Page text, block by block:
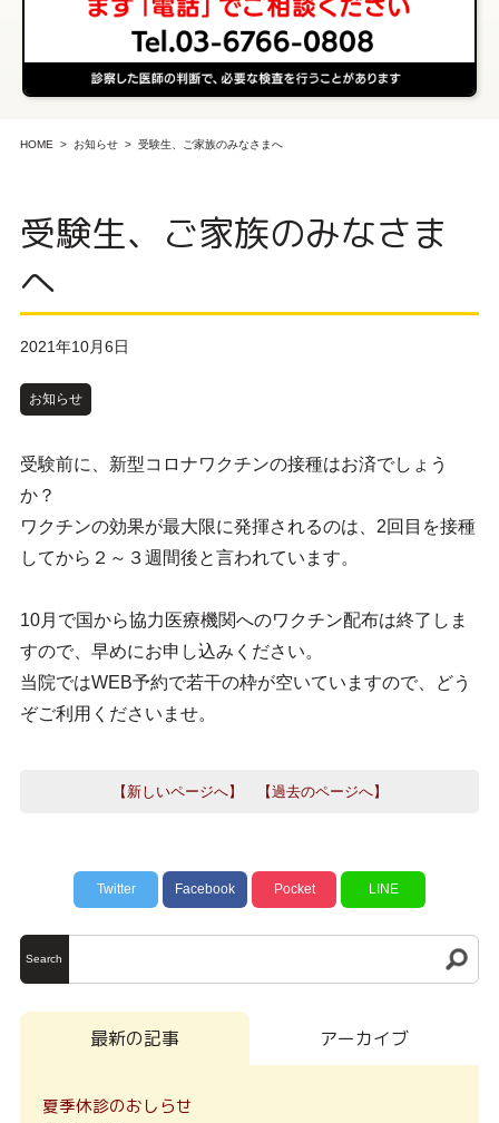
HOME お知らせ 受験生、ご家族のみなさまへ
受験生、ご家族のみなさま
へ
2021年10月6日
お知らせ
受験前に、新型コロナワクチンの接種はお済でしょう
か？
ワクチンの効果が最大限に発揮されるのは、2回目を接種
してから２～３週間後と言われています。
10月で国から協力医療機関へのワクチン配布は終了しま
すので、早めにお申し込みください。
当院ではWEB予約で若干の枠が空いていますので、どう
ぞご利用くださいませ。
【新しいページへ】 【過去のページへ】
Twitter Facebook Pocket LINE
Search
最新の記事 アーカイブ
夏季休診のおしらせ